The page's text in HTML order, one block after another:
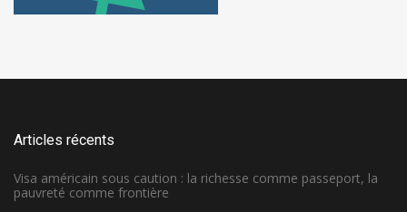
Articles récents
Visa américain sous caution : la richesse comme passeport, la
pauvreté comme frontière